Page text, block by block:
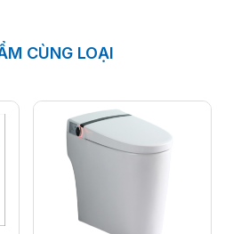
CÙNG LOẠI